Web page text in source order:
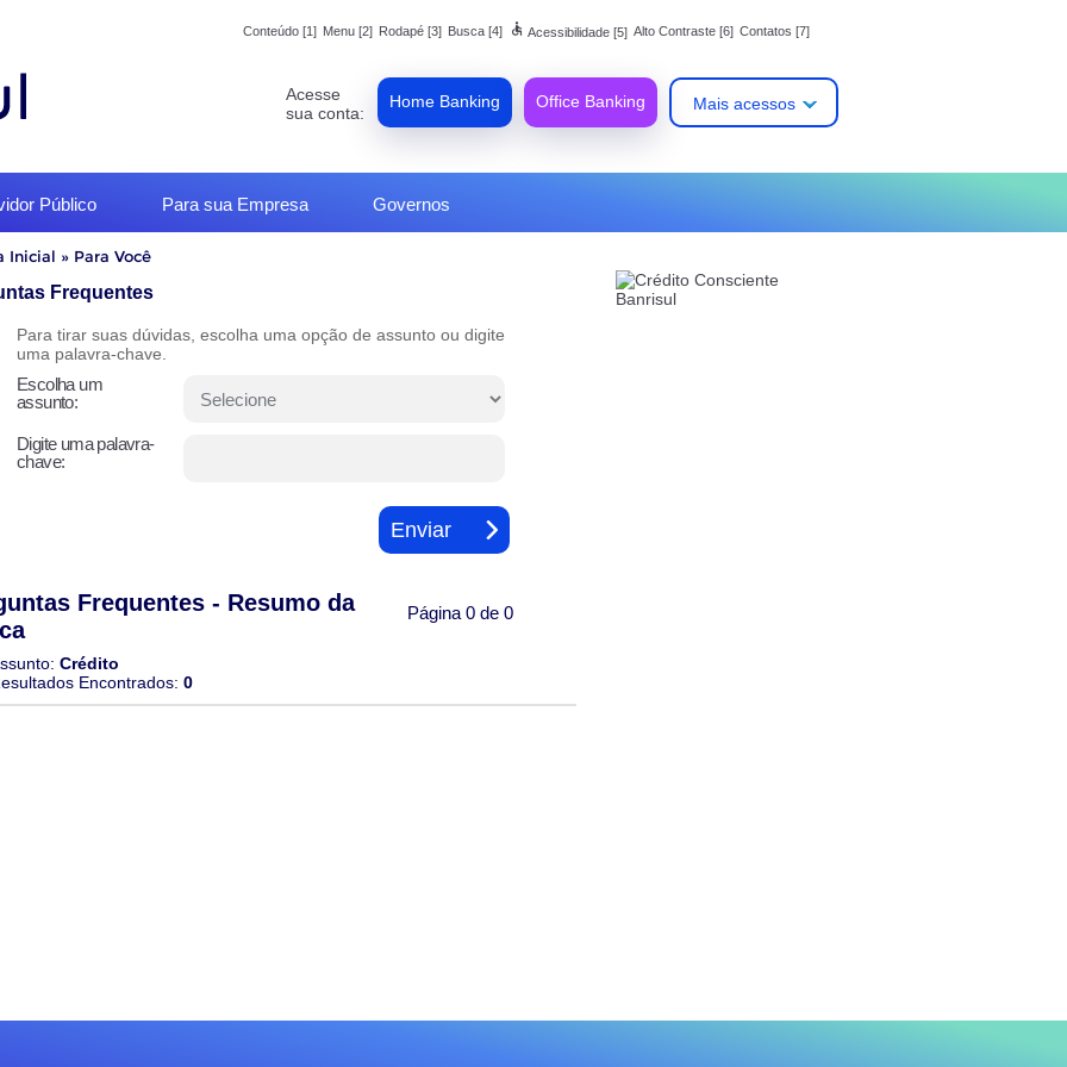
Conteúdo [1] Menu [2] Rodapé [3] Busca [4] accessible Acessibilidade [5] Alto Contraste [6] Contatos [7]
Acesse
sua conta:
Home Banking Office Banking Mais acessos
Público Para sua Empresa Governos
Inicial » Para Você
Frequentes
Para tirar suas dúvidas, escolha uma opção de assunto ou digite
uma palavra-chave.
Escolha um
assunto:
Digite uma palavra-
chave:
Frequentes - Resumo da
Página 0 de 0
Crédito
Encontrados: 0